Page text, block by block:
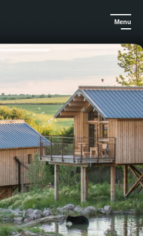
Menu
Parc animalier de Sainte-Croix - Black Bear River Lodge